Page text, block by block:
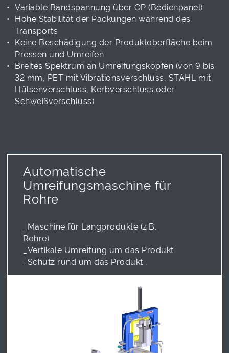
Variable Bandspannung über OP (Bedienpanel)
Hohe Stabilität der Packungen während des
Transports
Keine Beschädigung der Produktoberfläche beim
Pressen und Umreifen
Breites Spektrum an Umreifungsköpfen (von 9 bis
32 mm, PET mit Vibrationsverschluss, STAHL mit
Hülsenverschluss, Kerbverschluss oder
Schweißverschluss)
Automatische
Umreifungsmaschine für
Rohre
_Maschine für Langprodukte (z.B.
Rohre)
_Vertikale Umreifung um das Produkt
_Schutz rund um das Produkt
_Mit Schwert oder geschlossenem